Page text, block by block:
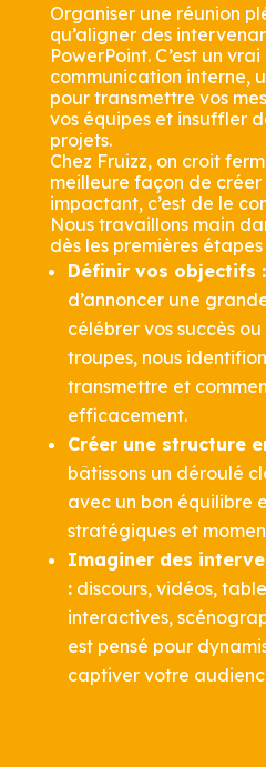
Organiser une réunion
qu’aligner des
PowerPoint. C’est un
communication interne,
pour transmettre vos
vos équipes et insuffler
projets.
Chez Fruizz, on croit
meilleure façon de créer
impactant, c’est de le
Nous travaillons main
dès les premières étapes
Définir vos objectifs :
d’annoncer une
célébrer vos succès
troupes, nous
transmettre et
efficacement.
Créer une structure
bâtissons un déroulé
avec un bon équilibre
stratégiques et
Imaginer des
:discours, vidéos,
interactives,
est pensé pour
captiver votre